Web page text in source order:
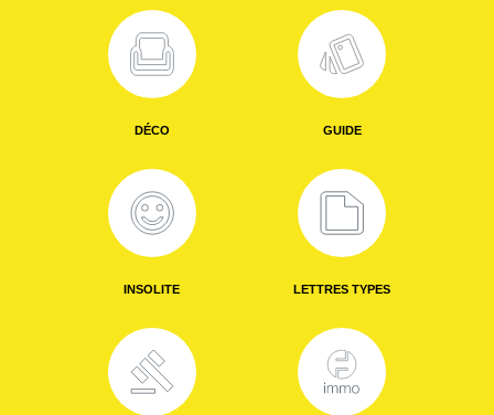
DÉCO GUIDE
INSOLITE LETTRES TYPES